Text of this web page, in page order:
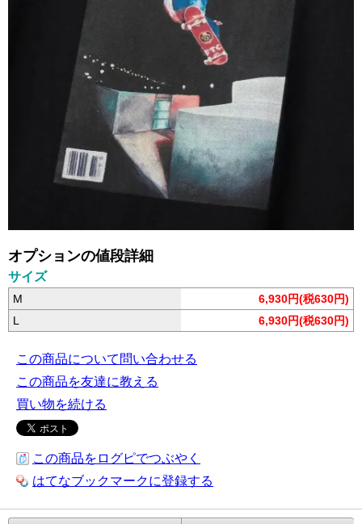
オプションの値段詳細
サイズ
M
6,930円(税630円)
L
6,930円(税630円)
この商品について問い合わせる
この商品を友達に教える
買い物を続ける
この商品をログピでつぶやく
はてなブックマークに登録する